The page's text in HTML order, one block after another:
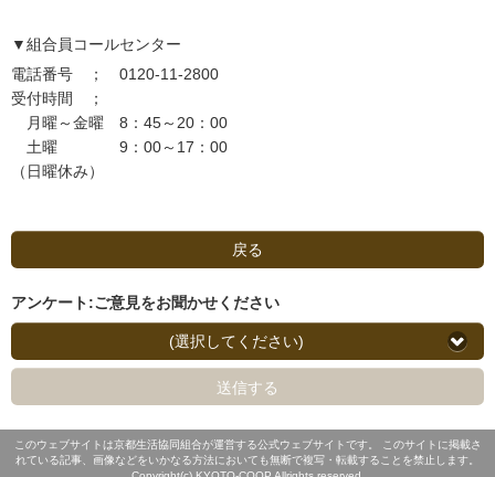
▼組合員コールセンター
電話番号 ； 0120-11-2800
受付時間 ；
月曜～金曜 8：45～20：00
土曜 9：00～17：00
（日曜休み）
戻る
アンケート:ご意見をお聞かせください
(選択してください)
送信する
このウェブサイトは京都生活協同組合が運営する公式ウェブサイトです。 このサイトに掲載さ
れている記事、画像などをいかなる方法においても無断で複写・転載することを禁止します。